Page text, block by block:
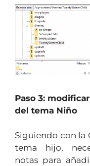
Paso 3:
del tema Niño
Siguiendo con la
tema hijo,
notas para